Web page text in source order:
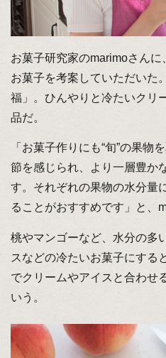
お菓子研究家のmarimoさん
お菓子を考案していただいた
福」。ひんやりと冷たいクリ
品だ。
「お菓子作りにも“旬”の果物
節を感じられ、より一層豊か
す。それぞれの果物の水分量
ることがおすすめです」と、
桃やマンゴーなど、水分の多
スなどの冷たいお菓子にする
でクリームやアイスと合わせ
いう。